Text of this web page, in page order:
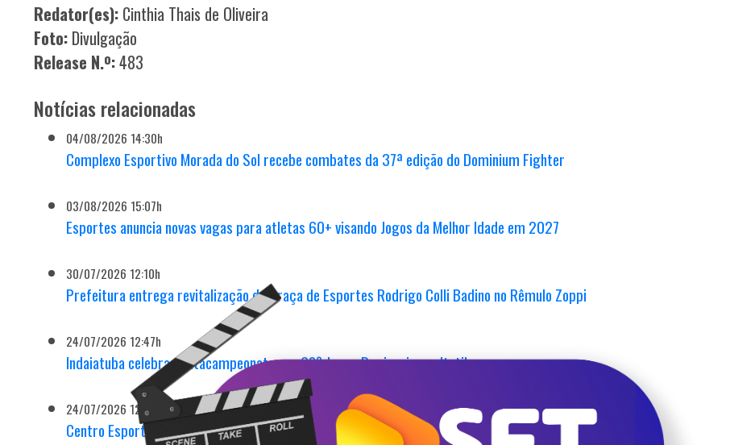
Redator(es): Cinthia Thais de Oliveira
Foto: Divulgação
Release N.º:483
Notícias relacionadas
04/08/2026 14:30h
Complexo Esportivo Morada do Sol recebe combates da 37ª edição do Dominium Fighter
03/08/2026 15:07h
Esportes anuncia novas vagas para atletas 60+ visando Jogos da Melhor Idade em 2027
30/07/2026 12:10h
Prefeitura entrega revitalização da Praça de Esportes Rodrigo Colli Badino no Rêmulo Zoppi
24/07/2026 12:47h
Indaiatuba celebra pentacampeonato nos 68º Jogos Regionais em Itatiba
24/07/2026 12:40h
Centro Esportivo Rei Pelé recebe Open Indaiatuba da ADCC Latin America neste sábado (25)